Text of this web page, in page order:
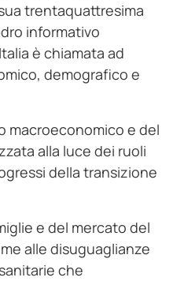
trentaquattresima
informativo
è chiamata ad
demografico e
macroeconomico e del
alla luce dei ruoli
della transizione
e del mercato del
alle disuguaglianze
che